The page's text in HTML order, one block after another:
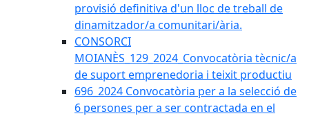
provisió definitiva d'un lloc de treball de
dinamitzador/a comunitari/ària.
CONSORCI
MOIANÈS_129_2024_Convocatòria tècnic/a
de suport emprenedoria i teixit productiu
696_2024 Convocatòria per a la selecció de
6 persones per a ser contractada en el